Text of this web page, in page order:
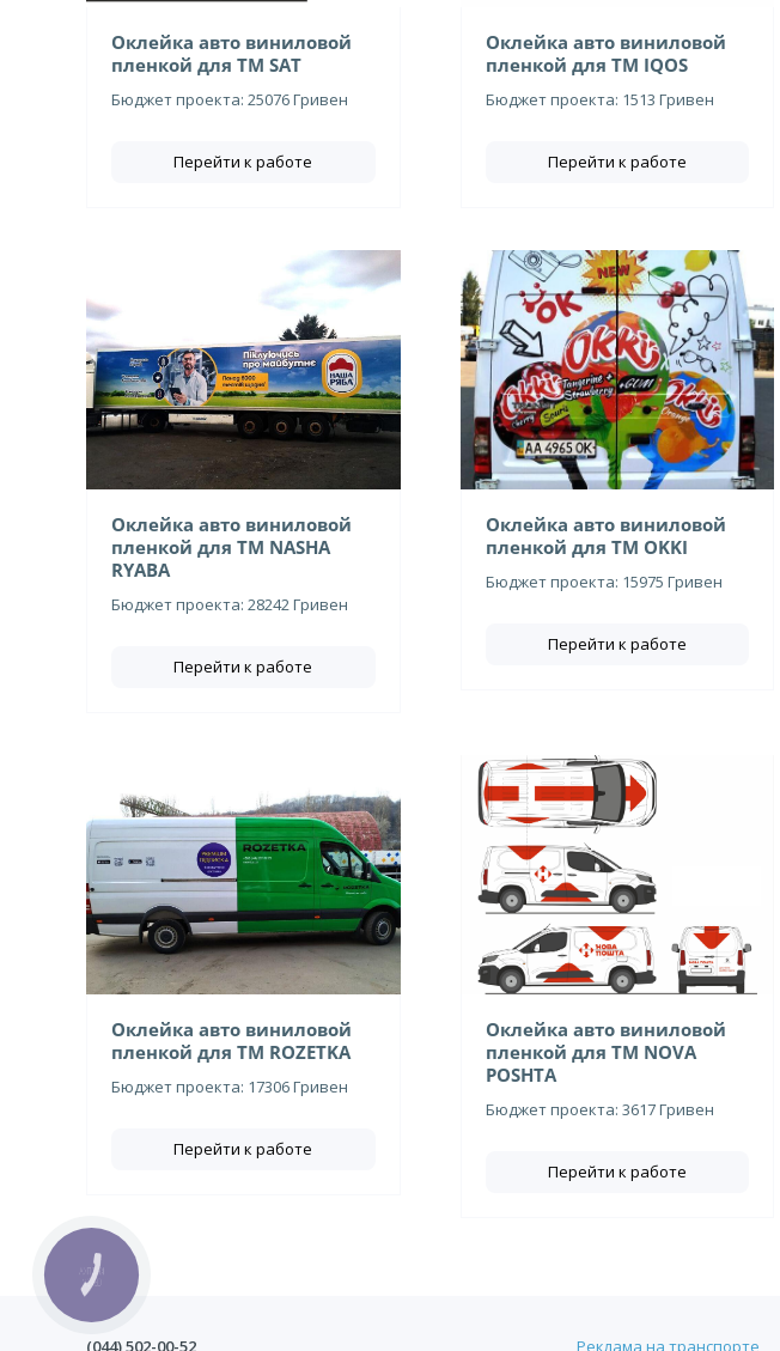
Оклейка авто виниловой
пленкой для ТМ SAT
Бюджет проекта: 25076 Гривен
Перейти к работе
Оклейка авто виниловой
пленкой для ТМ IQOS
Бюджет проекта: 1513 Гривен
Перейти к работе
Оклейка авто виниловой
пленкой для ТМ NASHA
RYABA
Бюджет проекта: 28242 Гривен
Перейти к работе
Оклейка авто виниловой
пленкой для ТМ OKKI
Бюджет проекта: 15975 Гривен
Перейти к работе
Оклейка авто виниловой
пленкой для ТМ ROZETKA
Бюджет проекта: 17306 Гривен
Перейти к работе
Оклейка авто виниловой
пленкой для ТМ NOVA
POSHTA
Бюджет проекта: 3617 Гривен
Перейти к работе
(044)502-00-52 Реклама на транспорте
КНОПКА
СВЯЗИ